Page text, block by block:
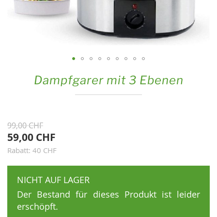
Anfang
springen
Dampfgarer mit 3 Ebenen
99,00 CHF
59,00 CHF
Rabatt: 40 CHF
NICHT AUF LAGER
Der Bestand für dieses Produkt ist leider
erschöpft.